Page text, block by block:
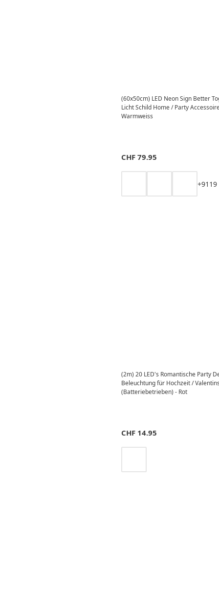
(60x50cm) LED Neon Sign Better
Licht Schild Home / Party
Warmweiss
CHF 79.95
+9119
(2m) 20 LED's Romantische Party
Beleuchtung für Hochzeit /
(Batteriebetrieben) - Rot
CHF 14.95